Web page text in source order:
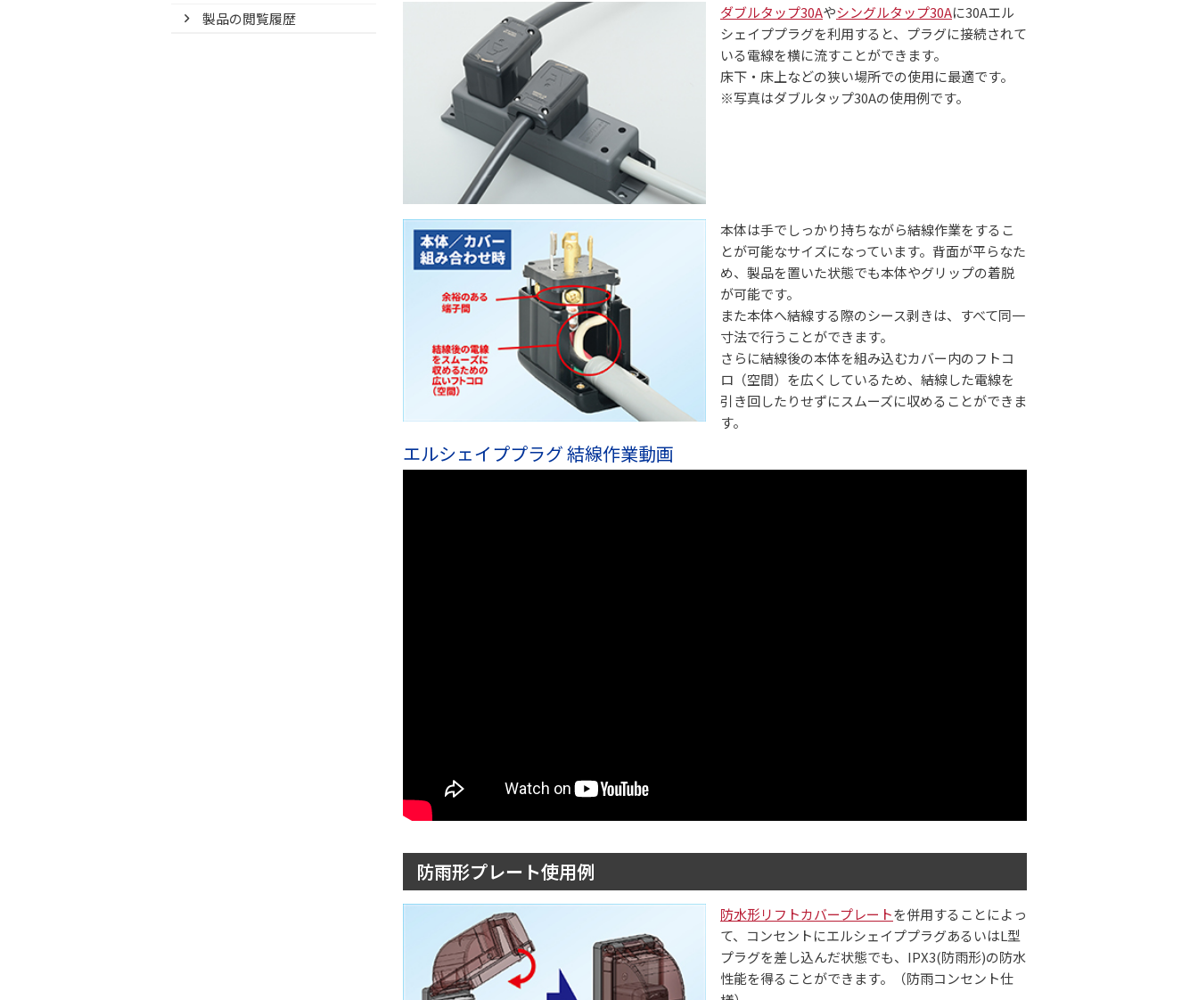
製品の閲覧履歴
ダブルタップ30Aやシングルタップ30Aに30Aエル
シェイププラグを利用すると、プラグに接続されて
いる電線を横に流すことができます。
床下・床上などの狭い場所での使用に最適です。
※写真はダブルタップ30Aの使用例です。
本体は手でしっかり持ちながら結線作業をするこ
とが可能なサイズになっています。背面が平らなた
め、製品を置いた状態でも本体やグリップの着脱
が可能です。
また本体へ結線する際のシース剥きは、すべて同一
寸法で行うことができます。
さらに結線後の本体を組み込むカバー内のフトコ
ロ（空間）を広くしているため、結線した電線を
引き回したりせずにスムーズに収めることができま
す。
エルシェイププラグ 結線作業動画
防雨形プレート使用例
防水形リフトカバープレートを併用することによっ
て、コンセントにエルシェイププラグあるいはL型
プラグを差し込んだ状態でも、IPX3(防雨形)の防水
性能を得ることができます。（防雨コンセント仕